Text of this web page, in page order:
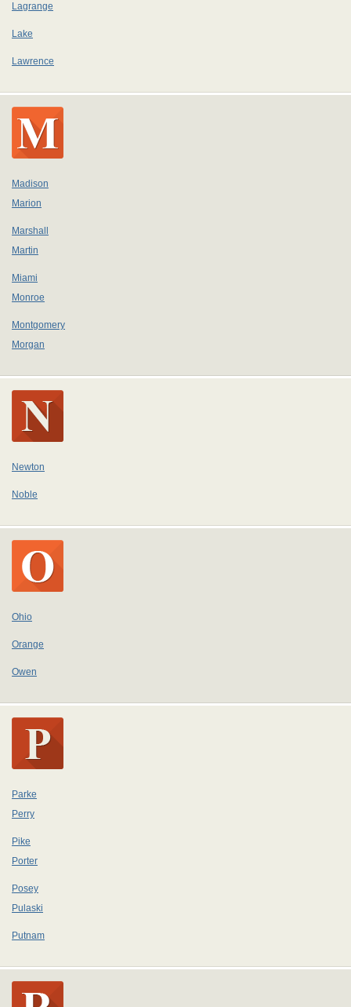
Lagrange
Lake
Lawrence
Madison
Marion
Marshall
Martin
Miami
Monroe
Montgomery
Morgan
Newton
Noble
Ohio
Orange
Owen
Parke
Perry
Pike
Porter
Posey
Pulaski
Putnam